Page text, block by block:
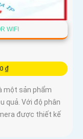
WIFI
₫
một sản phẩm
quả. Với độ phân
được thiết kế